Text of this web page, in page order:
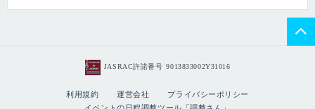
JASRAC許諾番号 9013833002Y31016
利用規約 運営会社
プライバシーポリシー